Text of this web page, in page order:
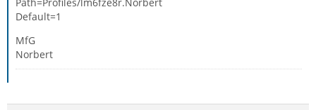
Default=1
MfG
Norbert